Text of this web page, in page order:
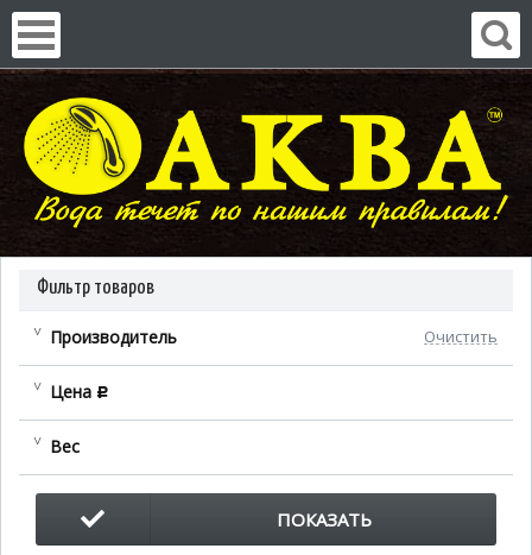
Фильтр товаров
Производитель Очистить
Цена c
Вес
ПОКАЗАТЬ